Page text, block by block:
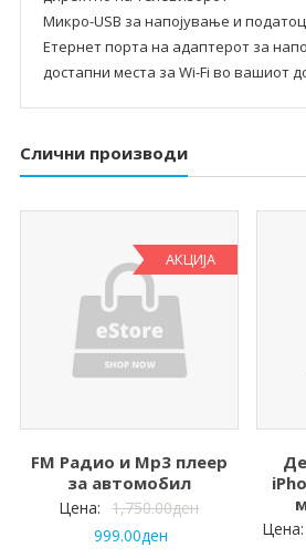
Микро-USB за напојување и
Етернет порта на адаптерот за
достапни места за Wi-Fi во вашиот
Слични производи
АКЦИЈА
FM Радио и Mp3 плеер
за автомобил
Цена: 1,750.00ден
999.00ден Цена: